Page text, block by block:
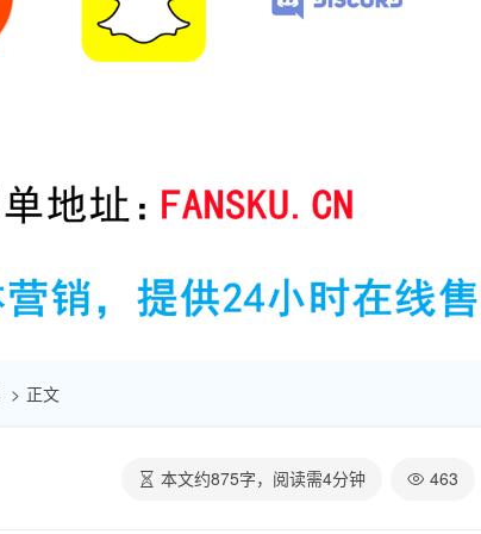
正文
本文约875字，阅读需4分钟 463